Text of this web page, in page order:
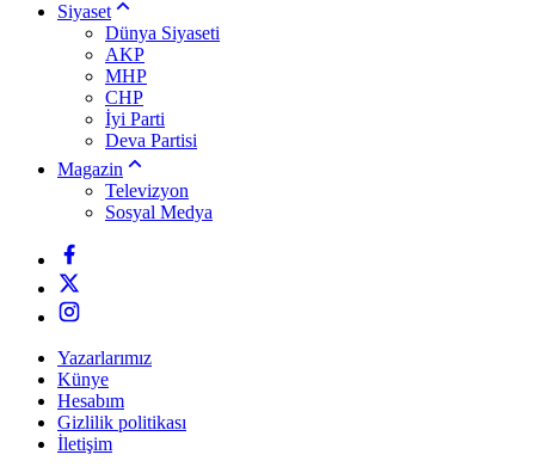
Siyaset
Dünya Siyaseti
AKP
MHP
CHP
İyi Parti
Deva Partisi
Magazin
Televizyon
Sosyal Medya
Yazarlarımız
Künye
Hesabım
Gizlilik politikası
İletişim